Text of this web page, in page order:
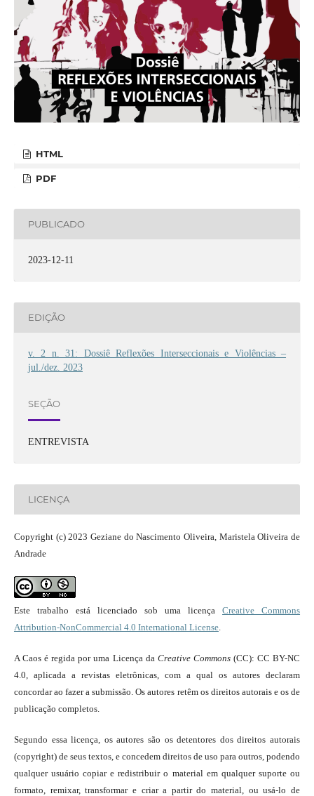
HTML
PDF
PUBLICADO
2023-12-11
EDIÇÃO
v. 2 n. 31: Dossiê Reflexões Interseccionais e Violências –
jul./dez. 2023
SEÇÃO
ENTREVISTA
LICENÇA
Copyright (c) 2023 Geziane do Nascimento Oliveira, Maristela Oliveira de
Andrade
Este trabalho está licenciado sob uma licençaCreative Commons
Attribution-NonCommercial 4.0 International License.
A Caos é regida por uma Licença da Creative Commons(CC): CC BY-NC
4.0, aplicada a revistas eletrônicas, com a qual os autores declaram
concordar ao fazer a submissão. Os autores retêm os direitos autorais e os de
publicação completos.
Segundo essa licença, os autores são os detentores dos direitos autorais
(copyright) de seus textos, e concedem direitos de uso para outros, podendo
qualquer usuário copiar e redistribuir o material em qualquer suporte ou
formato, remixar, transformar e criar a partir do material, ou usá-lo de